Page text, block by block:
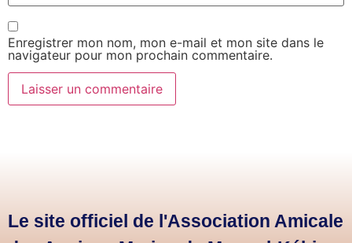
Enregistrer mon nom, mon e-mail et mon site dans le
navigateur pour mon prochain commentaire.
Le site officiel de l'Association Amicale